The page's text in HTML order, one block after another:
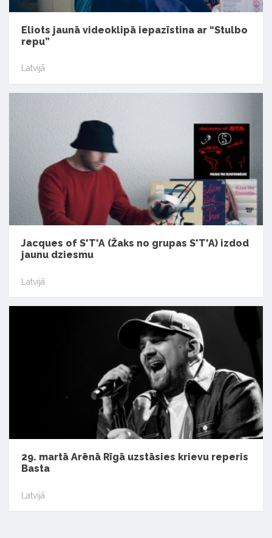
Eliots jaunā videoklipā iepazīstina ar “Stulbo
repu”
Latvijā
Jacques of S'T'A (Žaks no grupas S'T'A) izdod
jaunu dziesmu
Latvijā
29. martā Arēnā Rīgā uzstāsies krievu reperis
Basta
Latvijā